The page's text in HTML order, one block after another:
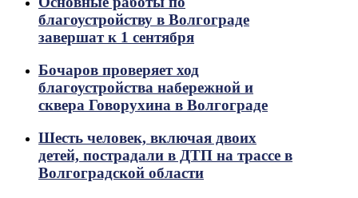
благоустройству в Волгограде
завершат к 1 сентября
Бочаров проверяет ход
благоустройства набережной и
сквера Говорухина в Волгограде
Шесть человек, включая двоих
детей, пострадали в ДТП на трассе в
Волгоградской области